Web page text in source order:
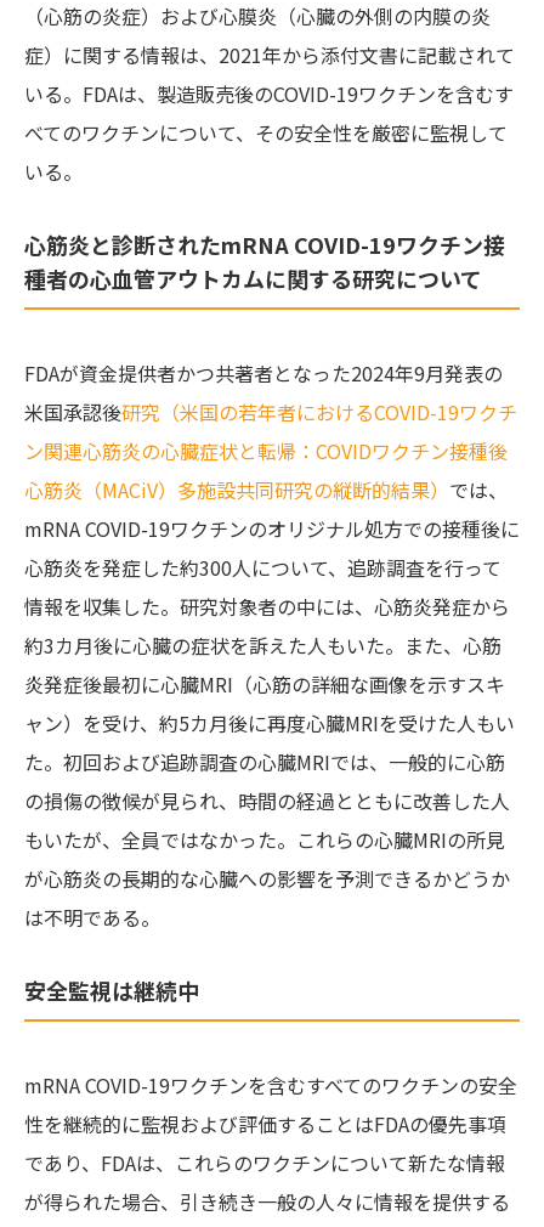
（心筋の炎症）および心膜炎（心臓の外側の内膜の炎
症）に関する情報は、2021年から添付文書に記載されて
いる。FDAは、製造販売後のCOVID-19ワクチンを含むす
べてのワクチンについて、その安全性を厳密に監視して
いる。
心筋炎と診断されたmRNA COVID-19ワクチン接
種者の心血管アウトカムに関する研究について
FDAが資金提供者かつ共著者となった2024年9月発表の
米国承認後研究 （米国の若年者におけるCOVID-19ワクチ
ン関連心筋炎の心臓症状と転帰：COVIDワクチン接種後
心筋炎（MACiV）多施設共同研究の縦断的結果） では、
mRNA COVID-19ワクチンのオリジナル処方での接種後に
心筋炎を発症した約300人について、追跡調査を行って
情報を収集した。研究対象者の中には、心筋炎発症から
約3カ月後に心臓の症状を訴えた人もいた。また、心筋
炎発症後最初に心臓MRI（心筋の詳細な画像を示すスキ
ャン）を受け、約5カ月後に再度心臓MRIを受けた人もい
た。初回および追跡調査の心臓MRIでは、一般的に心筋
の損傷の徴候が見られ、時間の経過とともに改善した人
もいたが、全員ではなかった。これらの心臓MRIの所見
が心筋炎の長期的な心臓への影響を予測できるかどうか
は不明である。
安全監視は継続中
mRNA COVID-19ワクチンを含むすべてのワクチンの安全
性を継続的に監視および評価することはFDAの優先事項
であり、FDAは、これらのワクチンについて新たな情報
が得られた場合、引き続き一般の人々に情報を提供する